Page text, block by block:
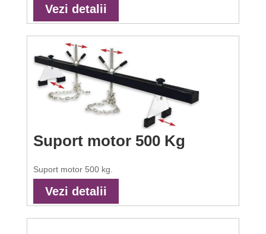
Vezi detalii
Suport motor 500 Kg
Suport motor 500 kg.
Vezi detalii